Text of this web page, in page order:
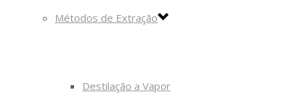
Métodos de Extração
Destilação a Vapor